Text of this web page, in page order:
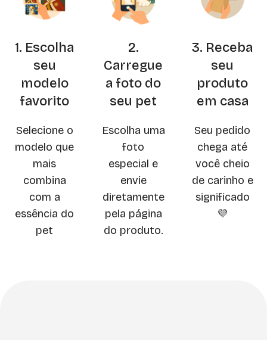
1. Escolha
seu
modelo
favorito
Selecione o
modelo que
mais
combina
com a
essência do
pet
2.
Carregue
a foto do
seu pet
Escolha uma
foto
especial e
envie
diretamente
pela página
do produto.
3. Receba
seu
produto
em casa
Seu pedido
chega até
você cheio
de carinho e
significado
💜